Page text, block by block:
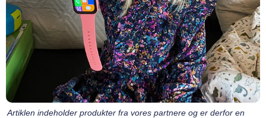
Artiklen indeholder produkter fra vores partnere og er derfor en